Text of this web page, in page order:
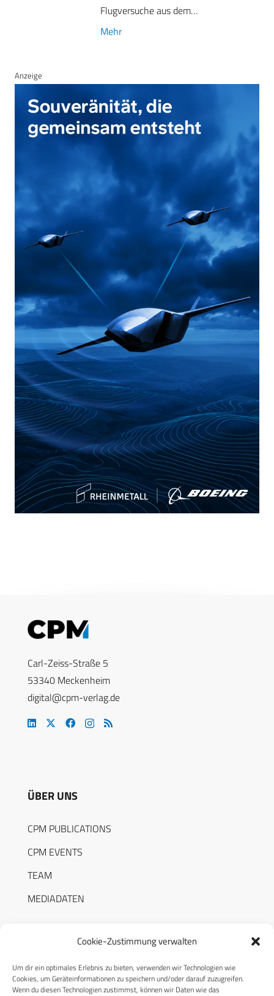
Cookie-Zustimmung verwalten
Um dir ein optimales Erlebnis zu bieten, verwenden wir Technologien wie
Cookies, um Geräteinformationen zu speichern und/oder darauf zuzugreifen.
Wenn du diesen Technologien zustimmst, können wir Daten wie das
Flugversuche aus dem…
Mehr
Anzeige
Carl-Zeiss-Straße 5
53340 Meckenheim
digital@cpm-verlag.de
ÜBER UNS
CPM PUBLICATIONS
CPM EVENTS
TEAM
MEDIADATEN
RECHTLICHES